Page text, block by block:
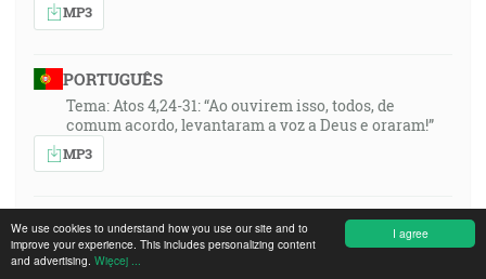
I agree
We use cookies to understand how you use our site and to
improve your experience. This includes personalizing content
and advertising. Więcej ...
MP3
PORTUGUÊS
Tema: Atos 4,24-31: “Ao ouvirem isso, todos, de
comum acordo, levantaram a voz a Deus e oraram!”
MP3
SLOVENSKY
Sk 4,24–31: „Keď to počuli, jednomyseľne pozdvihli
svoj hlas k Bohu a modlili sa!“